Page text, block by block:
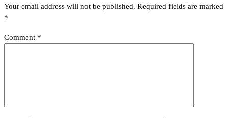
Your email address will not be published. Required fields are marked
*
Comment *